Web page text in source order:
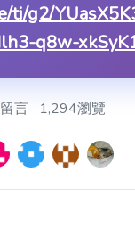
ti/g2/
q8w-
言 1,294瀏覽